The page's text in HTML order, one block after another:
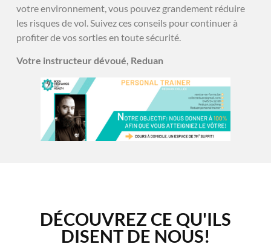
votre environnement, vous pouvez grandement réduire
les risques de vol. Suivez ces conseils pour continuer à
profiter de vos sorties en toute sécurité.
Votre instructeur dévoué, Reduan
DÉCOUVREZ CE QU'ILS
DISENT DE NOUS!